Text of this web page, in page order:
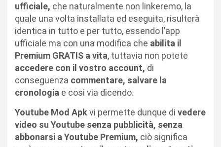
ufficiale, che naturalmente non linkeremo, la
quale una volta installata ed eseguita, risulterà
identica in tutto e per tutto, essendo l’app
ufficiale ma con una modifica che abilita il
Premium GRATIS a vita, tuttavia non potete
accedere con il vostro account, di
conseguenza commentare, salvare la
cronologia e cosi via dicendo.
Youtube Mod Apkvi permette dunque di vedere
video su Youtube senza pubblicità, senza
abbonarsi a Youtube Premium, ciò significa